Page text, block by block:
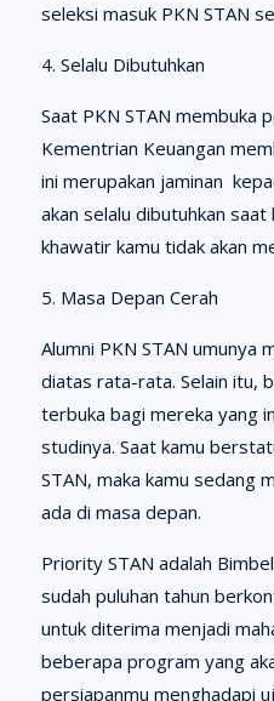
seleksi masuk PKN STAN
4. Selalu Dibutuhkan
Saat PKN STAN membuka
Kementrian Keuangan
ini merupakan jaminan
akan selalu dibutuhkan
khawatir kamu tidak akan
5. Masa Depan Cerah
Alumni PKN STAN umunya
diatas rata-rata. Selain itu,
terbuka bagi mereka yang
studinya. Saat kamu
STAN, maka kamu sedang
ada di masa depan.
Priority STAN adalah
sudah puluhan tahun
untuk diterima menjadi
beberapa program yang
persiapanmu menghadapi